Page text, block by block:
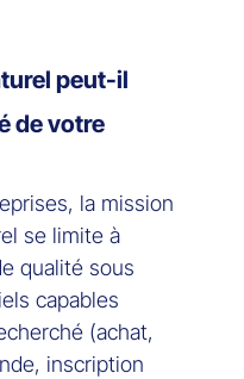
peut-il
de votre
la mission
se limite à
qualité sous
capables
(achat,
inscription